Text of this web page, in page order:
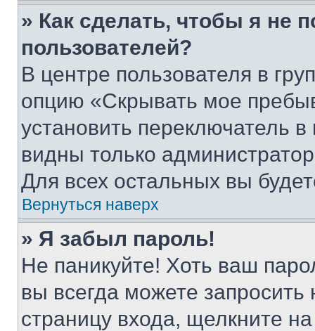
» Как сделать, чтобы я не
пользователей?
В центре пользователя в
опцию «Скрывать мое
установить переключатель
видны только
Для всех остальных вы
Вернуться наверх
» Я забыл пароль!
Не паникуйте! Хоть ваш
вы всегда можете
страницу входа, щелкните